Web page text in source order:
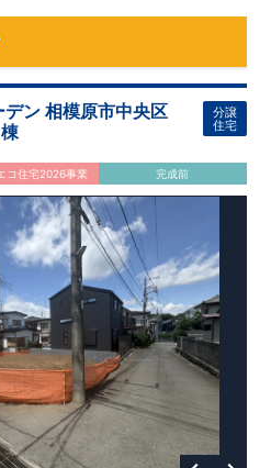
ン 相模原市中央区
分譲
住宅
コ住宅2026事業 完成前